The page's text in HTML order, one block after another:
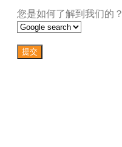
您是如何了解到我们的？
提交